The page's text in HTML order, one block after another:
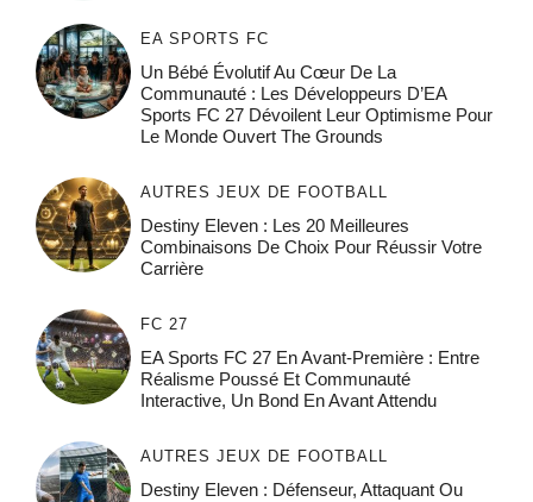
EA SPORTS FC
Un Bébé Évolutif Au Cœur De La
Communauté : Les Développeurs D’EA
Sports FC 27 Dévoilent Leur Optimisme Pour
Le Monde Ouvert The Grounds
AUTRES JEUX DE FOOTBALL
Destiny Eleven : Les 20 Meilleures
Combinaisons De Choix Pour Réussir Votre
Carrière
FC 27
EA Sports FC 27 En Avant-Première : Entre
Réalisme Poussé Et Communauté
Interactive, Un Bond En Avant Attendu
AUTRES JEUX DE FOOTBALL
Destiny Eleven : Défenseur, Attaquant Ou